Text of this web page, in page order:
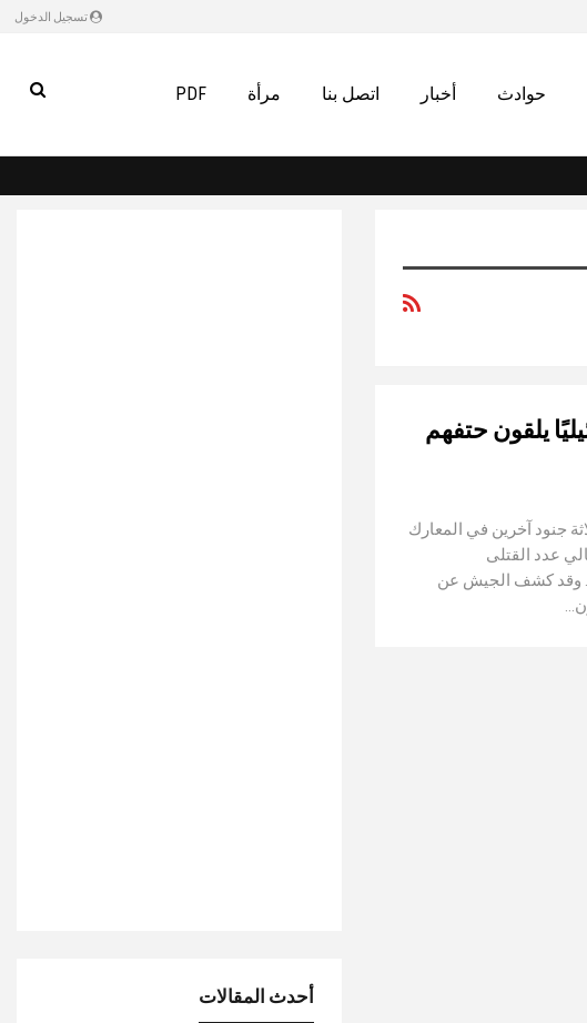
تسجيل الدخول
حوادث أخبار اتصل بنا مرأة PDF
إسرائيليًا يلقون حتفهم
جنود آخرين في المعارك
عدد القتلى
العملية البرية إلى 164 شخصًا. وقد كشف الجيش عن
أحدث المقالات